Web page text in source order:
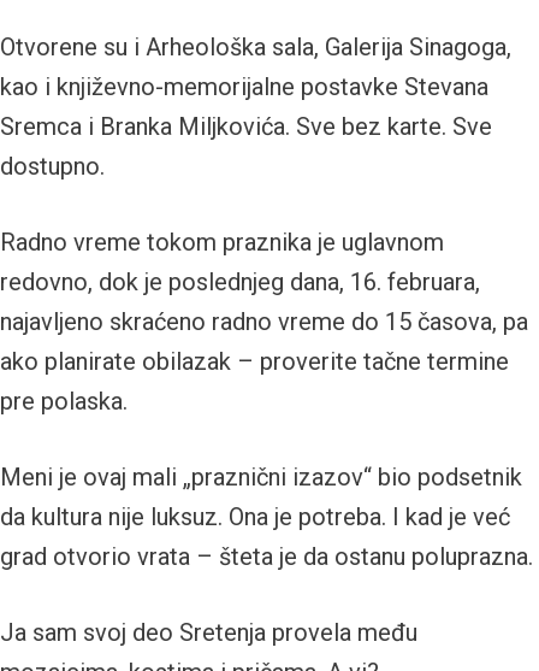
Otvorene su i Arheološka sala, Galerija Sinagoga,
kao i književno-memorijalne postavke Stevana
Sremca i Branka Miljkovića. Sve bez karte. Sve
dostupno.
Radno vreme tokom praznika je uglavnom
redovno, dok je poslednjeg dana, 16. februara,
najavljeno skraćeno radno vreme do 15 časova, pa
ako planirate obilazak – proverite tačne termine
pre polaska.
Meni je ovaj mali „praznični izazov“ bio podsetnik
da kultura nije luksuz. Ona je potreba. I kad je već
grad otvorio vrata – šteta je da ostanu poluprazna.
Ja sam svoj deo Sretenja provela među